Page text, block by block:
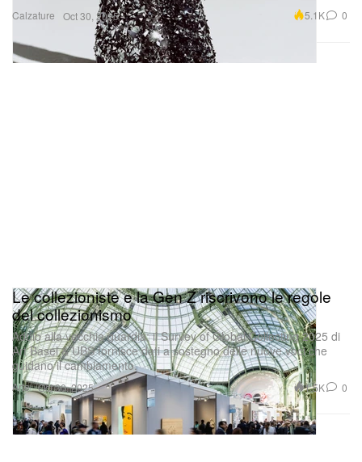
Calzature Oct 30, 2025 5.1K 0
Arte
Le collezioniste e la Gen Z riscrivono le regole
del collezionismo
Addio alla vecchia guardia: il Survey of Global Collecting 2025 di
Art Basel & UBS fornisce dati a sostegno delle nuove voci che
guidano il cambiamento.
Oct 30, 2025 1.5K 0